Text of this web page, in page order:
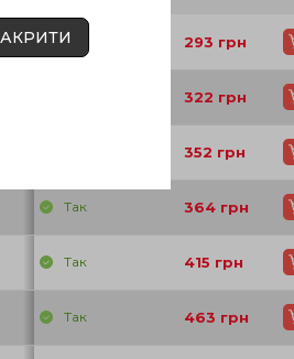
Так 293 грн
322 грн
352 грн
Так 364 грн
Так 415 грн
Так 463 грн